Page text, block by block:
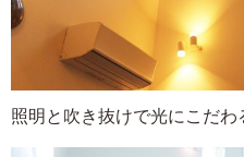
照明と吹き抜けで光にこだわ